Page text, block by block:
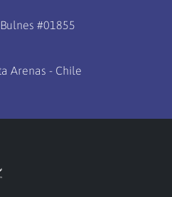
#01855
Arenas - Chile